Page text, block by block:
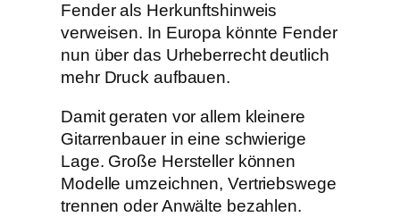
Fender als Herkunftshinweis
verweisen. In Europa könnte Fender
nun über das Urheberrecht deutlich
mehr Druck aufbauen.
Damit geraten vor allem kleinere
Gitarrenbauer in eine schwierige
Lage. Große Hersteller können
Modelle umzeichnen, Vertriebswege
trennen oder Anwälte bezahlen.